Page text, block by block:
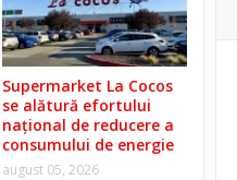
Supermarket La Cocos
se alătură efortului
național de reducere a
consumului de energie
august 05, 2026